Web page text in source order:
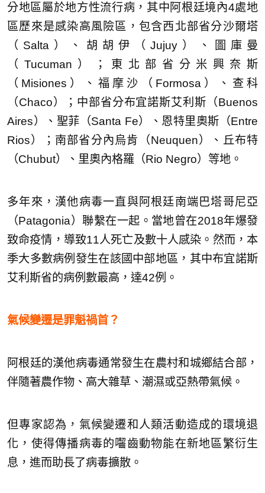
分地區屬於地方性流行病，其中阿根廷境內4處地
區歷來是感染高風險區，包含西北部省分沙爾塔
（Salta）、胡胡伊（Jujuy）、圖庫曼
（Tucuman）；東北部省分米興奈斯
（Misiones）、福摩沙（Formosa）、查科
（Chaco）；中部省分布宜諾斯艾利斯（Buenos
Aires）、聖菲（Santa Fe）、恩特里奧斯（Entre
Rios）；南部省分內烏肯（Neuquen）、丘布特
（Chubut）、里奧內格羅（Rio Negro）等地。
多年來，漢他病毒一直與阿根廷南端巴塔哥尼亞
（Patagonia）聯繫在一起。當地曾在2018年爆發
致命疫情，導致11人死亡及數十人感染。然而，本
季大多數病例發生在該國中部地區，其中布宜諾斯
艾利斯省的病例數最高，達42例。
氣候變遷是罪魁禍首？
阿根廷的漢他病毒通常發生在農村和城鄉結合部，
伴隨著農作物、高大雜草、潮濕或亞熱帶氣候。
但專家認為，氣候變遷和人類活動造成的環境退
化，使得傳播病毒的囓齒動物能在新地區繁衍生
息，進而助長了病毒擴散。